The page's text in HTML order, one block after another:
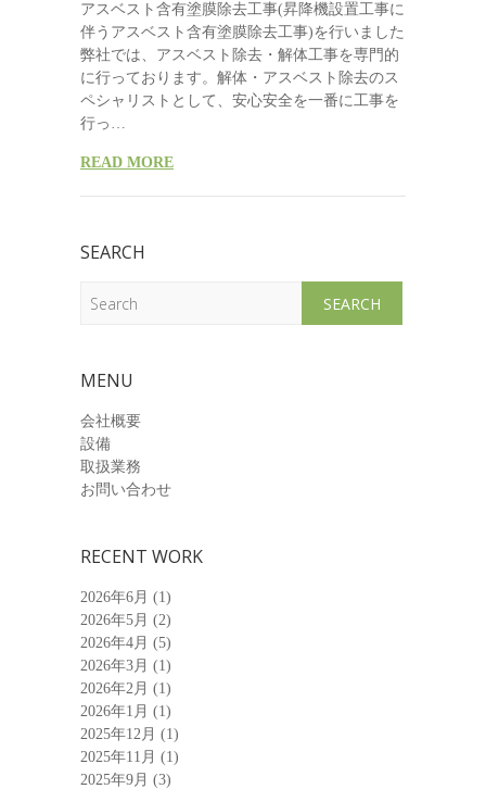
アスベスト含有塗膜除去工事(昇降機設置工事に
伴うアスベスト含有塗膜除去工事)を行いました
弊社では、アスベスト除去・解体工事を専門的
に行っております。解体・アスベスト除去のス
ペシャリストとして、安心安全を一番に工事を
行っ…
READ MORE
SEARCH
MENU
会社概要
設備
取扱業務
お問い合わせ
RECENT WORK
2026年6月 (1)
2026年5月 (2)
2026年4月 (5)
2026年3月 (1)
2026年2月 (1)
2026年1月 (1)
2025年12月 (1)
2025年11月 (1)
2025年9月 (3)